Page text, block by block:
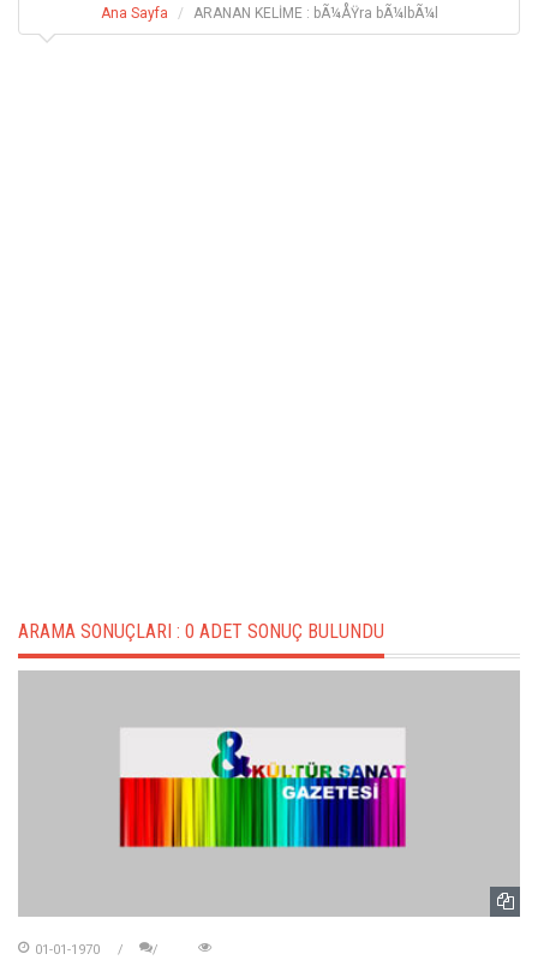
Ana Sayfa ARANAN KELİME : bÃ¼ÅŸra bÃ¼lbÃ¼l
ARAMA SONUÇLARI : 0 ADET SONUÇ BULUNDU
01-01-1970